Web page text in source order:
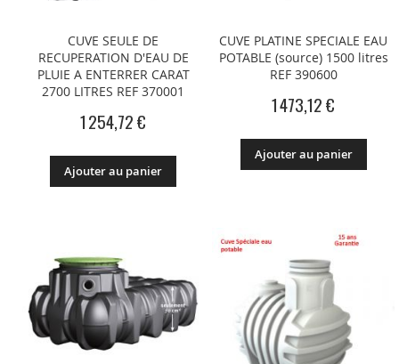
CUVE SEULE DE
RECUPERATION D'EAU DE
PLUIE A ENTERRER CARAT
2700 LITRES REF 370001
1 254,72 €
Ajouter au panier
CUVE PLATINE SPECIALE EAU
POTABLE (source) 1500 litres
REF 390600
1 473,12 €
Ajouter au panier